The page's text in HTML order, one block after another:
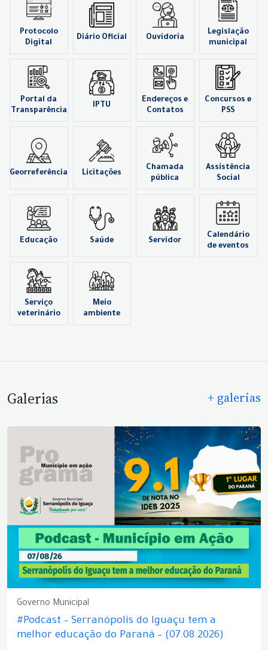
Protocolo
Digital
Diário Oficial Ouvidoria
Legislação
municipal
Portal da
Transparência
IPTU
Endereços e
Contatos
Concursos e
PSS
Georreferência Licitações
Chamada
pública
Assistência
Social
Educação Saúde Servidor
Calendário
de eventos
Serviço
veterinário
Meio
ambiente
Galerias + galerias
Governo Municipal
#Podcast – Serranópolis do Iguaçu tem a
melhor educação do Paraná – (07.08.2026)